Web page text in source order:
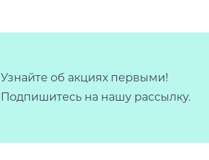
Узнайте об акциях первыми!
Подпишитесь на нашу рассылку.